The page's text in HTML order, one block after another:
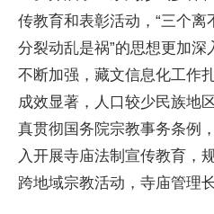
传教育和表彰活动，“三个离
分裂动乱是祸”的思想更加
不断加强，藏文信息化工作
成效显著，人口较少民族地
真贯彻国务院宗教事务条例
入开展寺庙法制宣传教育，
跨地域宗教活动，寺庙管理